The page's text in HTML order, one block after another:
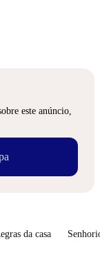
este anúncio,
da casa Senhorio